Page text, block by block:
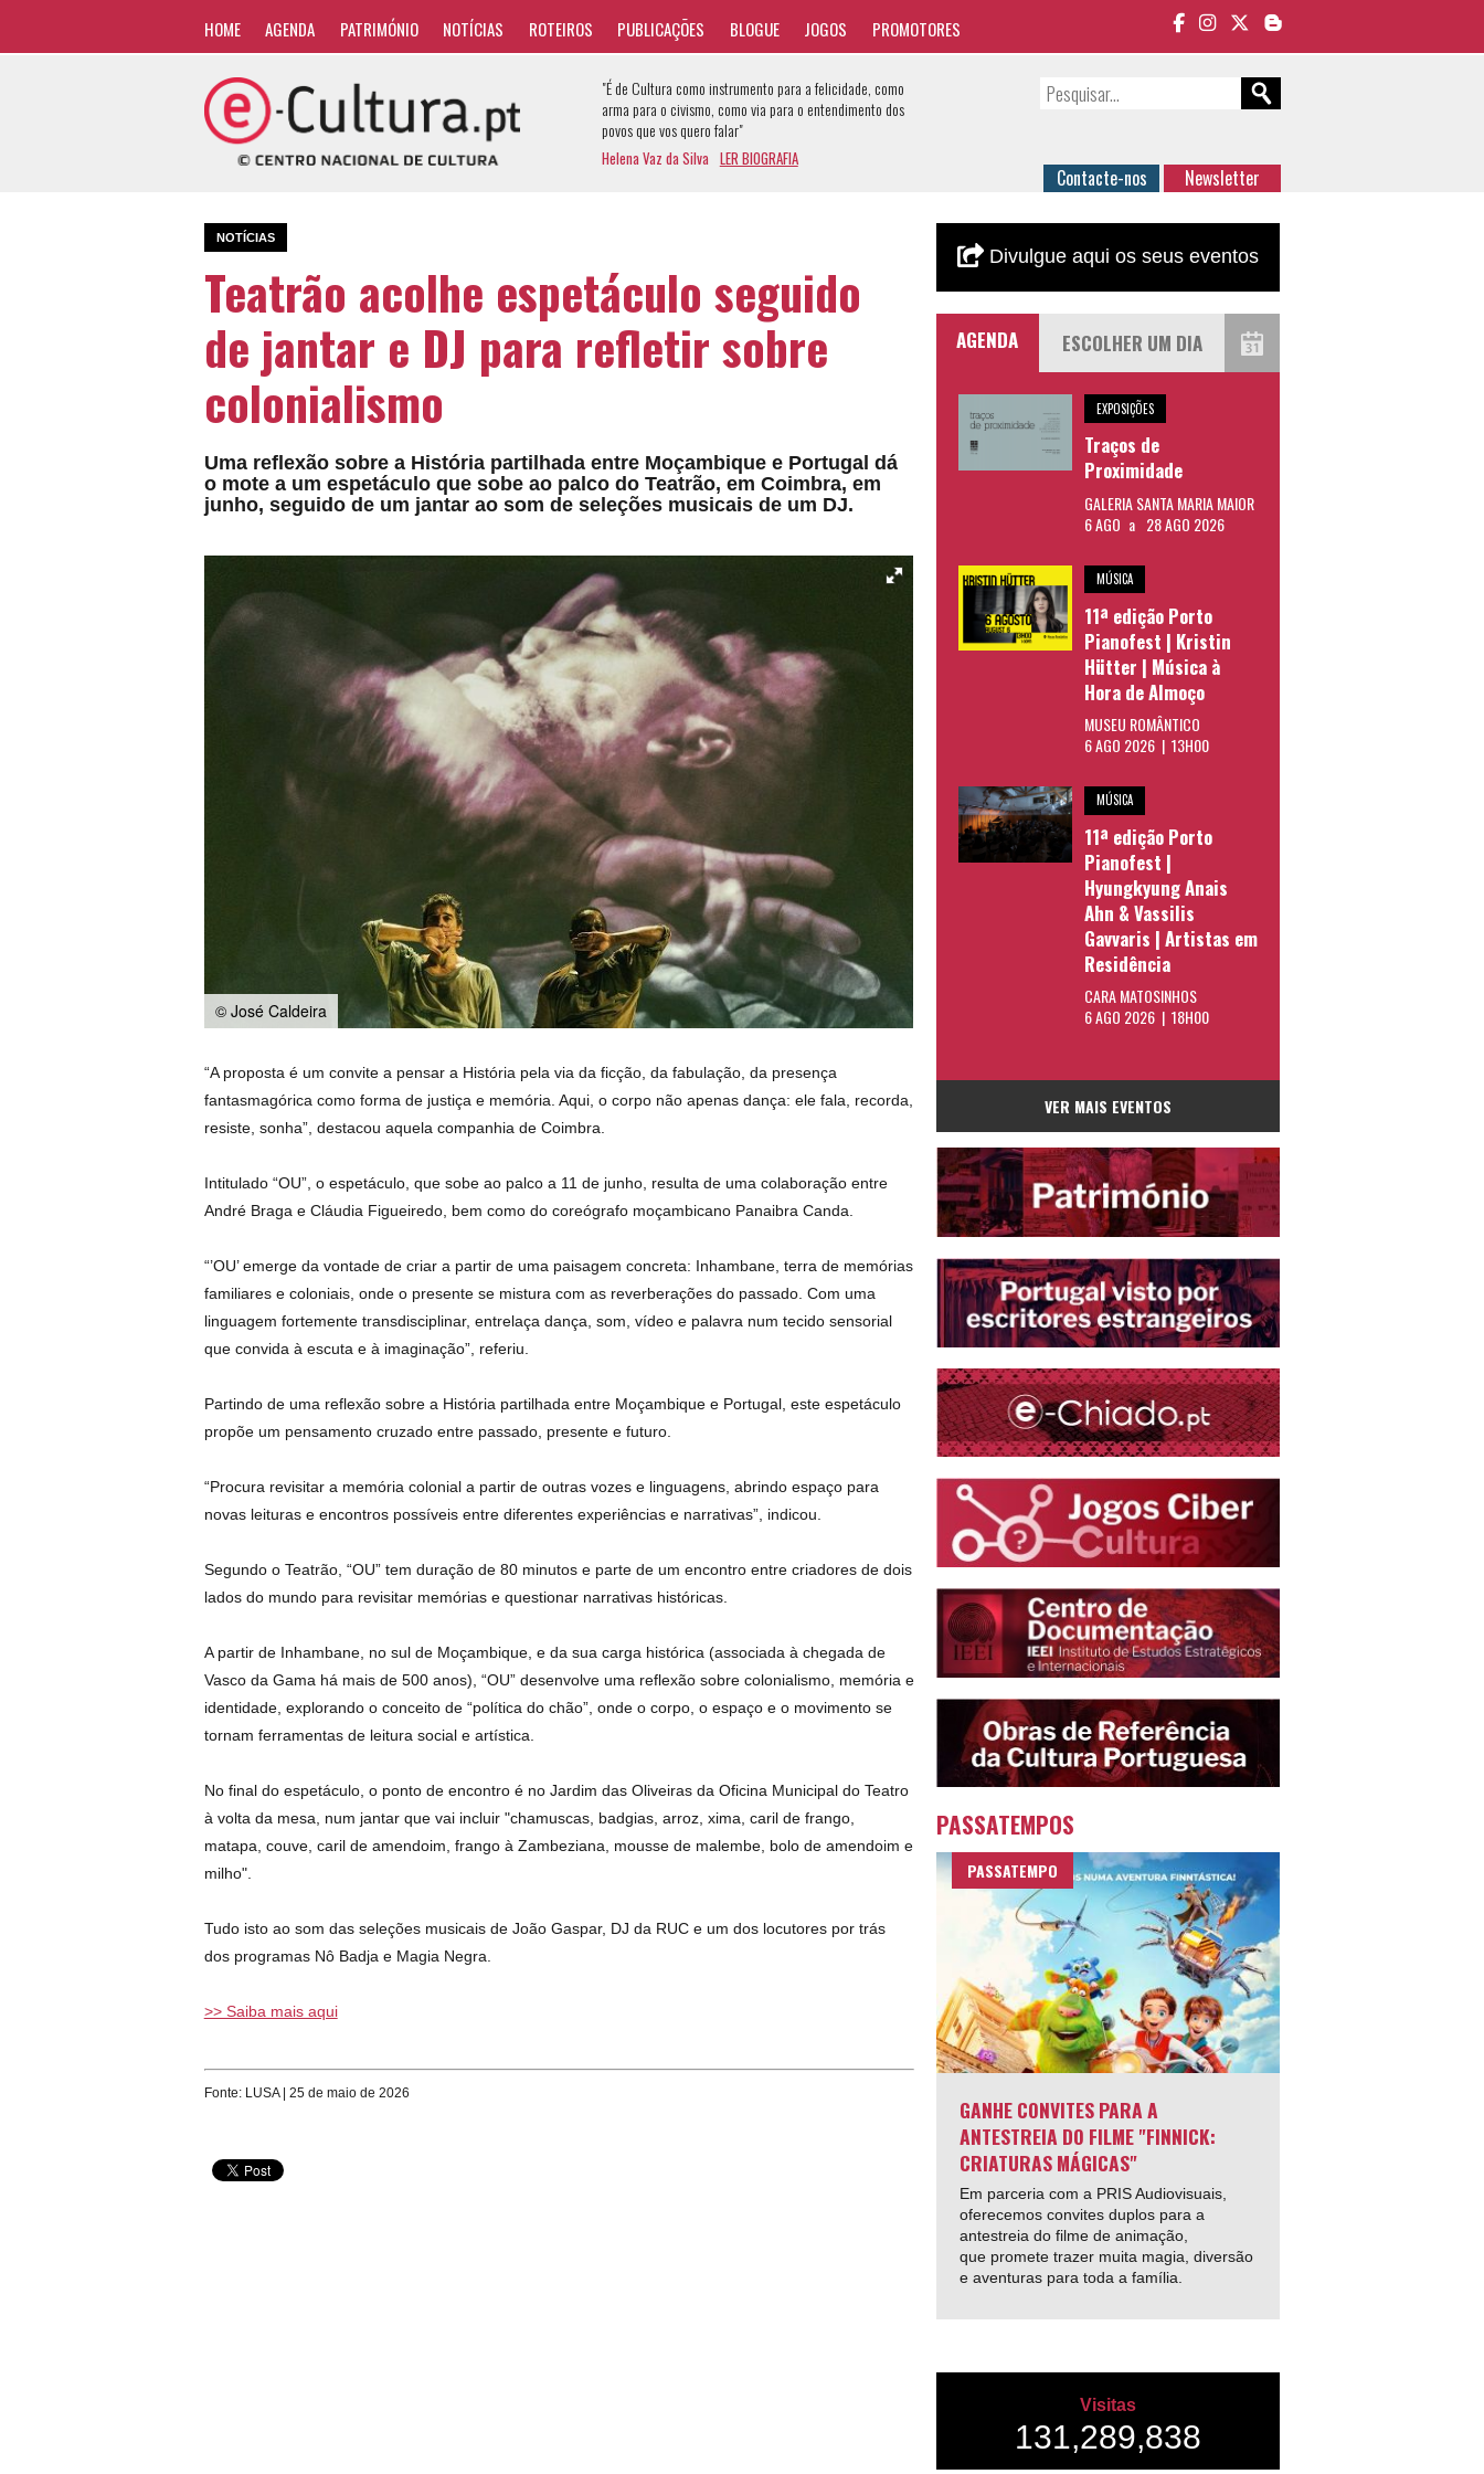
HOME AGENDA PATRIMÓNIO NOTÍCIAS ROTEIROS PUBLICAÇÕES BLOGUE JOGOS PROMOTORES
"É de Cultura como instrumento para a felicidade, como
arma para o civismo, como via para o entendimento dos
povos que vos quero falar"
Helena Vaz da Silva LER BIOGRAFIA
Contacte-nos Newsletter
NOTÍCIAS
Teatrão acolhe espetáculo seguido
de jantar e DJ para refletir sobre
colonialismo
Uma reflexão sobre a História partilhada entre Moçambique e Portugal dá
o mote a um espetáculo que sobe ao palco do Teatrão, em Coimbra, em
junho, seguido de um jantar ao som de seleções musicais de um DJ.
© José Caldeira
“A proposta é um convite a pensar a História pela via da ficção, da fabulação, da presença
fantasmagórica como forma de justiça e memória. Aqui, o corpo não apenas dança: ele fala, recorda,
resiste, sonha”, destacou aquela companhia de Coimbra.
Intitulado “OU”, o espetáculo, que sobe ao palco a 11 de junho, resulta de uma colaboração entre
André Braga e Cláudia Figueiredo, bem como do coreógrafo moçambicano Panaibra Canda.
“’OU’ emerge da vontade de criar a partir de uma paisagem concreta: Inhambane, terra de memórias
familiares e coloniais, onde o presente se mistura com as reverberações do passado. Com uma
linguagem fortemente transdisciplinar, entrelaça dança, som, vídeo e palavra num tecido sensorial
que convida à escuta e à imaginação”, referiu.
Partindo de uma reflexão sobre a História partilhada entre Moçambique e Portugal, este espetáculo
propõe um pensamento cruzado entre passado, presente e futuro.
“Procura revisitar a memória colonial a partir de outras vozes e linguagens, abrindo espaço para
novas leituras e encontros possíveis entre diferentes experiências e narrativas”, indicou.
Segundo o Teatrão, “OU” tem duração de 80 minutos e parte de um encontro entre criadores de dois
lados do mundo para revisitar memórias e questionar narrativas históricas.
A partir de Inhambane, no sul de Moçambique, e da sua carga histórica (associada à chegada de
Vasco da Gama há mais de 500 anos), “OU” desenvolve uma reflexão sobre colonialismo, memória e
identidade, explorando o conceito de “política do chão”, onde o corpo, o espaço e o movimento se
tornam ferramentas de leitura social e artística.
No final do espetáculo, o ponto de encontro é no Jardim das Oliveiras da Oficina Municipal do Teatro
à volta da mesa, num jantar que vai incluir "chamuscas, badgias, arroz, xima, caril de frango,
matapa, couve, caril de amendoim, frango à Zambeziana, mousse de malembe, bolo de amendoim e
milho".
Tudo isto ao som das seleções musicais de João Gaspar, DJ da RUC e um dos locutores por trás
dos programas Nô Badja e Magia Negra.
>> Saiba mais aqui
Fonte: LUSA | 25 de maio de 2026
Divulgue aqui os seus eventos
AGENDA
EXPOSIÇÕES
Traços de
Proximidade
GALERIA SANTA MARIA MAIOR
6 AGO a 28 AGO 2026
MÚSICA
11ª edição Porto
Pianofest | Kristin
Hütter | Música à
Hora de Almoço
MUSEU ROMÂNTICO
6 AGO 2026 | 13H00
MÚSICA
11ª edição Porto
Pianofest |
Hyungkyung Anais
Ahn & Vassilis
Gavvaris | Artistas em
Residência
CARA MATOSINHOS
6 AGO 2026 | 18H00
VER MAIS EVENTOS
PASSATEMPOS
PASSATEMPO
GANHE CONVITES PARA A
ANTESTREIA DO FILME "FINNICK:
CRIATURAS MÁGICAS"
Em parceria com a PRIS Audiovisuais,
oferecemos convites duplos para a
antestreia do filme de animação,
que promete trazer muita magia, diversão
e aventuras para toda a família.
Visitas
131,289,838